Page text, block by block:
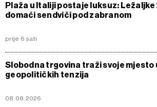
Plaža u Italiji postaje luksuz: Ležaljke
domaći sendviči pod zabranom
prije 6 sati
Slobodna trgovina traži svoje mjesto
geopolitičkih tenzija
08.08.2026